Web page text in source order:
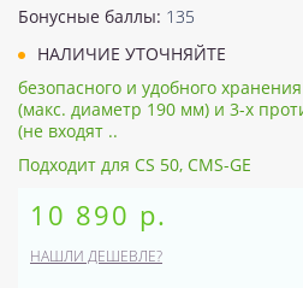
Бонусные баллы: 135
НАЛИЧИЕ УТОЧНЯЙТЕ
безопасного и удобного
(макс. диаметр 190 мм) и 3-х
(не входят ..
Подходит для CS 50, CMS-GE
10 890 р.
НАШЛИ ДЕШЕВЛЕ?